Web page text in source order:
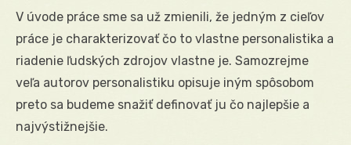
V úvode práce sme sa už zmienili, že jedným z cieľov
práce je charakterizovať čo to vlastne personalistika a
riadenie ľudských zdrojov vlastne je. Samozrejme
veľa autorov personalistiku opisuje iným spôsobom
preto sa budeme snažiť definovať ju čo najlepšie a
najvýstižnejšie.